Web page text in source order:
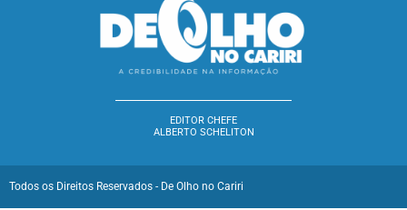
EDITOR CHEFE
ALBERTO SCHELITON
Todos os Direitos Reservados - De Olho no Cariri